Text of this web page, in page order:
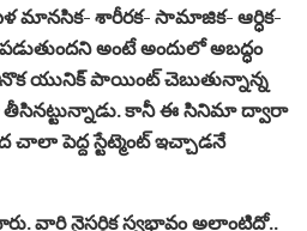
మాన‌సిక- శారీర‌క- సామాజిక- ఆర్ధిక-
అంటే అందులో అబ‌ద్ధం
యునిక్ పాయింట్ చెబుతున్నాన్న
కానీ ఈ సినిమా ద్వారా
పెద్ద స్టేట్మెంట్ ఇచ్చాడ‌నే
వారి నైస‌ర్గిక స్వ‌భావం అలాంటిదో..